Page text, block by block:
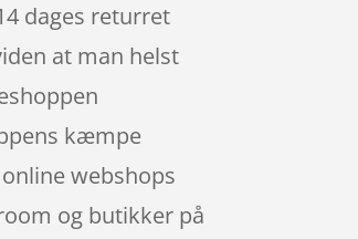
dages returret
at man helst
kæmpe
webshops
og butikker på